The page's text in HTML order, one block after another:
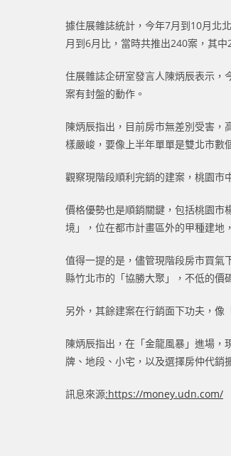
據住展雜誌統計，今年7月到10月北
月到6月比，當時共推出240案，其中
住展雜誌企研室發言人陳炳辰表示，
案有封盤的動作。
陳炳辰指出，目前房市無差別受害，
樣嚴峻，要像上半年單單是雙北市數
觀察現階段順利完銷的建案，桃園市
價格優勢也是順銷關鍵，包括桃園市
境」，位在都市計畫區外的甲種建地
值得一提的是，儘管現階段房市買氣
縣竹北市的「協勝大聚」，不低的價
另外，其餘建案在行銷面下功夫，像
陳炳辰指出，在「金龍風暴」進場
牌、地段、小宅，以及選擇房仲代銷
訊息來源:https://money.udn.com/